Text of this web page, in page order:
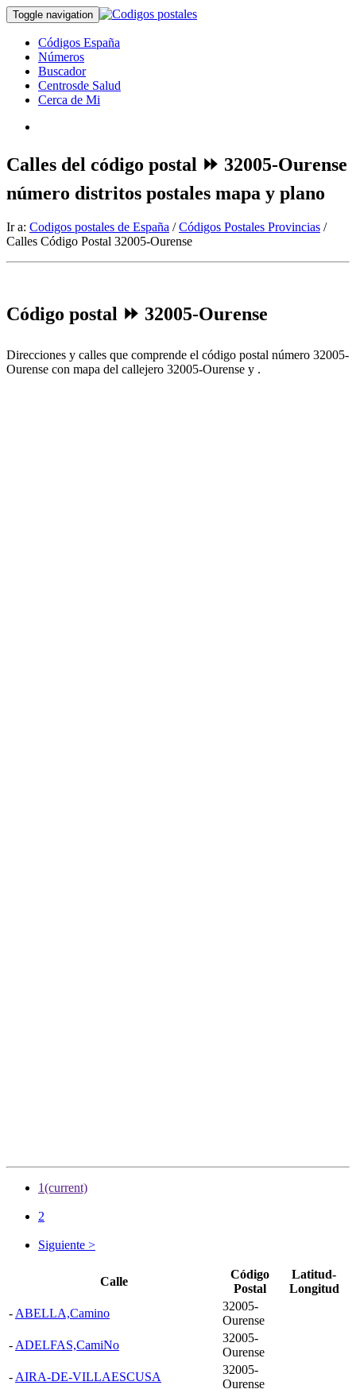
Toggle navigation
Códigos España
Números
Buscador
Centrosde Salud
Cerca de Mi
Calles del código postal ⏩ 32005-Ourense
número distritos postales mapa y plano
Ir a: Codigos postales de España /Códigos Postales Provincias /
Calles Código Postal 32005-Ourense
Código postal ⏩ 32005-Ourense
Direcciones y calles que comprende el código postal número 32005-
Ourense con mapa del callejero 32005-Ourense y .
1(current)
2
Siguiente >
Calle
Código
Postal
Latitud-
Longitud
- ABELLA,Camino
32005-
Ourense
- ADELFAS,CamiNo
32005-
Ourense
- AIRA-DE-VILLAESCUSA
32005-
Ourense